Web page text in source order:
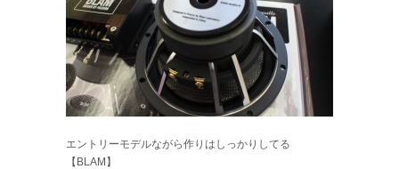
エントリーモデルながら作りはしっかりしてる
【BLAM】